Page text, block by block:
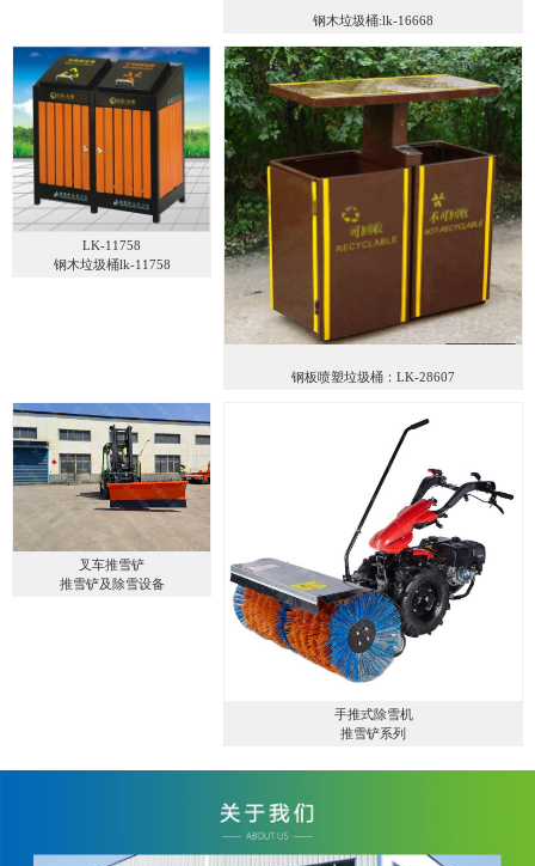
钢木垃圾桶:lk-16668
LK-11758
钢木垃圾桶lk-11758
钢板喷塑垃圾桶：LK-28607
叉车推雪铲
推雪铲及除雪设备
手推式除雪机
推雪铲系列